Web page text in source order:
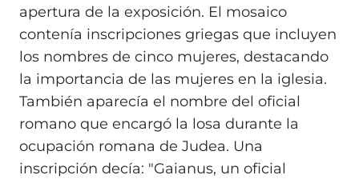
apertura de la exposición. El mosaico
contenía inscripciones griegas que incluyen
los nombres de cinco mujeres, destacando
la importancia de las mujeres en la iglesia.
También aparecía el nombre del oficial
romano que encargó la losa durante la
ocupación romana de Judea. Una
inscripción decía: "Gaianus, un oficial